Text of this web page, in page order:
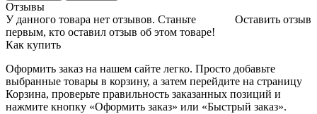
Отзывы
Оставить отзыв
У данного товара нет отзывов. Станьте
первым, кто оставил отзыв об этом товаре!
Как купить
Оформить заказ на нашем сайте легко. Просто добавьте
выбранные товары в корзину, а затем перейдите на страницу
Корзина, проверьте правильность заказанных позиций и
нажмите кнопку «Оформить заказ» или «Быстрый заказ».